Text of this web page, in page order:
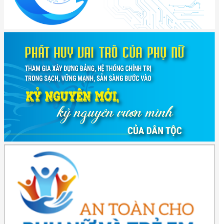
(2415/QĐ-TTg) Quyết định về việc phê duyệt Đề án Hỗ trợ Phụ nữ khởi
nghiệp ...